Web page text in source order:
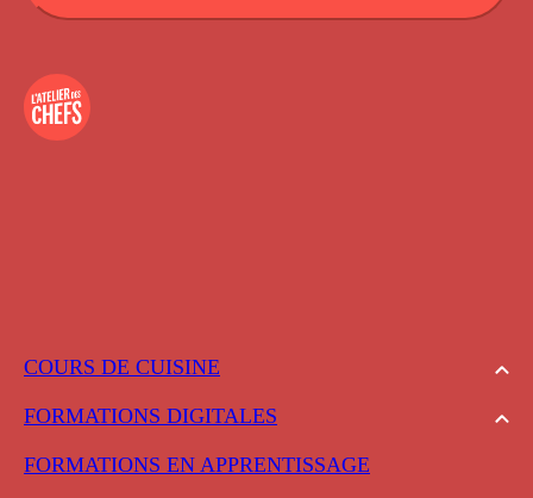
COURS DE CUISINE
FORMATIONS DIGITALES
FORMATIONS EN APPRENTISSAGE